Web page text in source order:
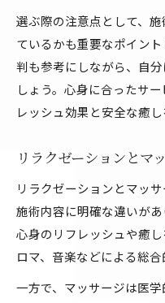
選ぶ際の注意点として、
ているかも重要なポイン
判も参考にしながら、自
しょう。心身に合ったサ
レッシュ効果と安全な癒し
リラクゼーションとマ
リラクゼーションとマッ
施術内容に明確な違いが
心身のリフレッシュや癒
ロマ、音楽などによる総合
一方で、マッサージは医